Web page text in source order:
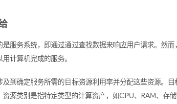
是服务系统，即通过通过查找数据来响应用户请求。然
计算机完成的服务。
及到确定服务所需的目标资源利用率并分配这些资源。
资源类别是指特定类型的计算资产，如CPU、RAM、存储